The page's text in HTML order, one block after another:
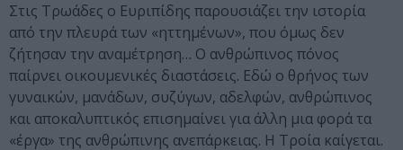
Στις Τρωάδες ο Ευριπίδης παρουσιάζει την ιστορία
από την πλευρά των «ηττημένων», που όμως δεν
ζήτησαν την αναμέτρηση… Ο ανθρώπινος πόνος
παίρνει οικουμενικές διαστάσεις. Εδώ ο θρήνος των
γυναικών, μανάδων, συζύγων, αδελφών, ανθρώπινος
και αποκαλυπτικός επισημαίνει για άλλη μια φορά τα
«έργα» της ανθρώπινης ανεπάρκειας. Η Τροία καίγεται.